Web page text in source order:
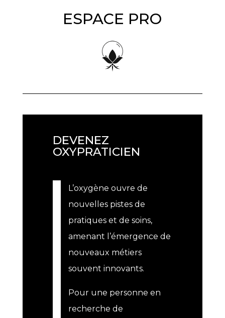
ESPACE PRO
DEVENEZ
OXYPRATICIEN
L’oxygène ouvre de
nouvelles pistes de
pratiques et de soins,
amenant l’émergence de
nouveaux métiers
souvent innovants.
Pour une personne en
recherche de